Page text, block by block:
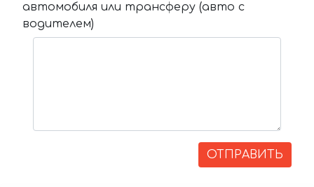
автомобиля или трансферу (авто с
водителем)
ОТПРАВИТЬ